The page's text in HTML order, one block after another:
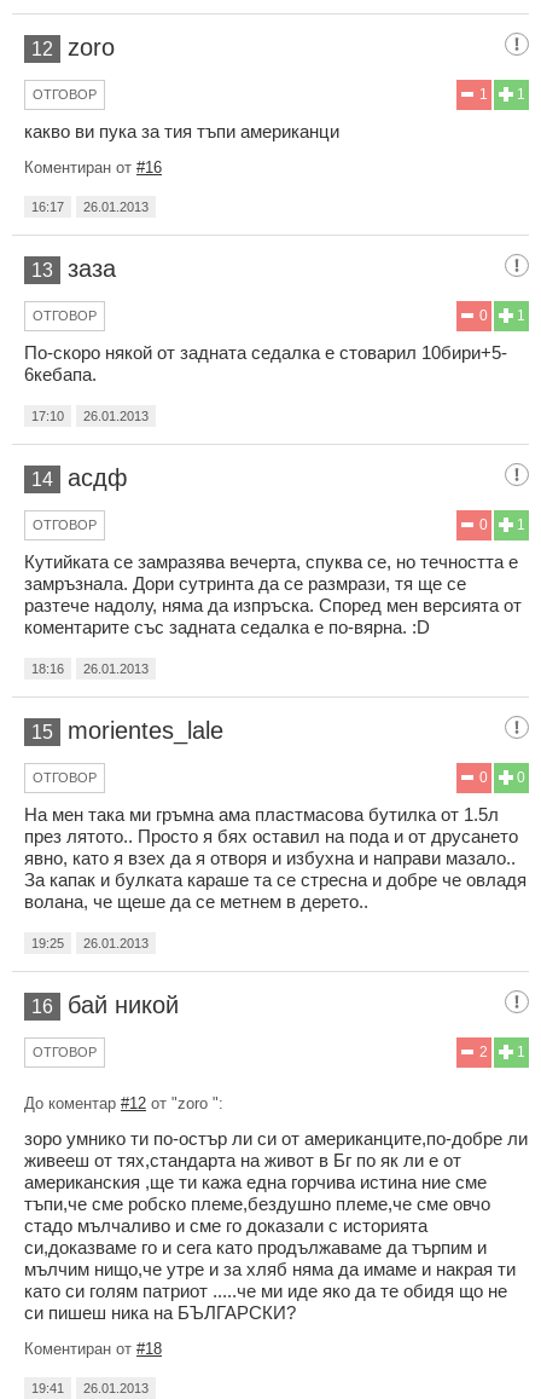
12 zoro
1
1
ОТГОВОР
какво ви пука за тия тъпи американци
Коментиран от #16
16:17 26.01.2013
13 заза
1
0
ОТГОВОР
По-скоро някой от задната седалка е стоварил 10бири+5-
6кебапа.
17:10 26.01.2013
14 асдф
1
0
ОТГОВОР
Кутийката се замразява вечерта, спуква се, но течността е
замръзнала. Дори сутринта да се размрази, тя ще се
разтече надолу, няма да изпръска. Според мен версията от
коментарите със задната седалка е по-вярна. :D
18:16 26.01.2013
15 morientes_lale
0
0
ОТГОВОР
На мен така ми гръмна ама пластмасова бутилка от 1.5л
през лятото.. Просто я бях оставил на пода и от друсането
явно, като я взех да я отворя и избухна и направи мазало..
За капак и булката караше та се стресна и добре че овладя
волана, че щеше да се метнем в дерето..
19:25 26.01.2013
16 бай никой
1
2
ОТГОВОР
До коментар #12 от "zoro ":
зоро умнико ти по-остър ли си от американците,по-добре ли
живееш от тях,стандарта на живот в Бг по як ли е от
американския ,ще ти кажа една горчива истина ние сме
тъпи,че сме робско племе,бездушно племе,че сме овчо
стадо мълчаливо и сме го доказали с историята
си,доказваме го и сега като продължаваме да търпим и
мълчим нищо,че утре и за хляб няма да имаме и накрая ти
като си голям патриот .....че ми иде яко да те обидя що не
си пишеш ника на БЪЛГАРСКИ?
Коментиран от #18
19:41 26.01.2013